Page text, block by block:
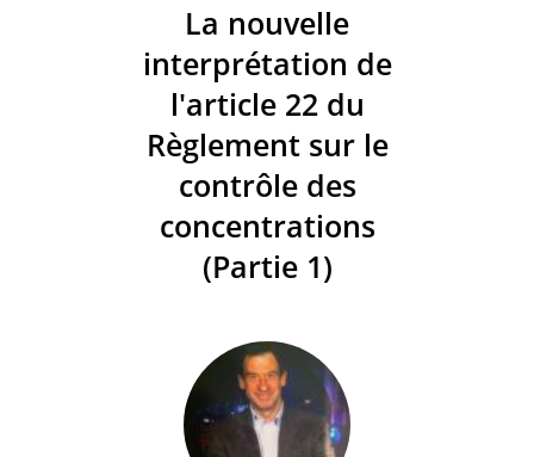
La nouvelle
interprétation de
l'article 22 du
Règlement sur le
contrôle des
concentrations
(Partie 1)